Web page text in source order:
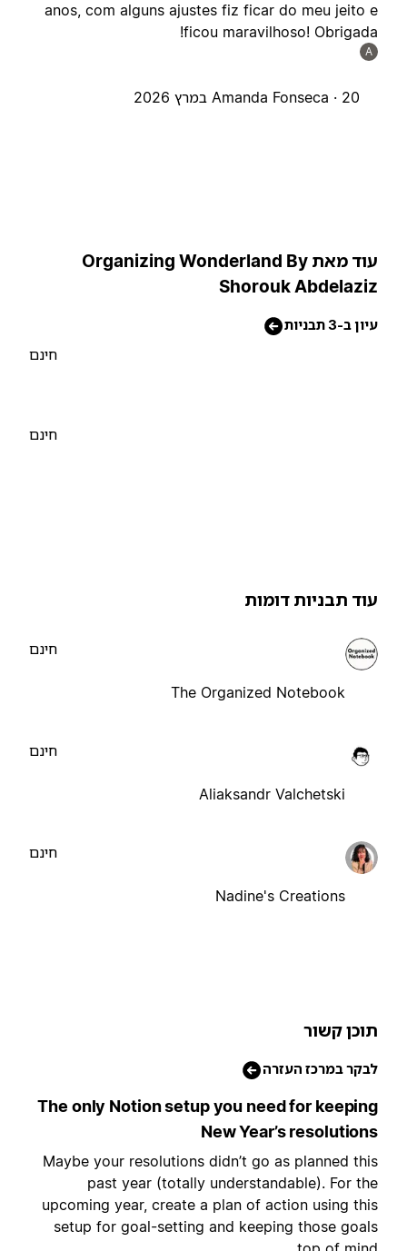
anos, com alguns ajustes fiz ficar do meu jeito
ficou maravilhoso!
Amanda Fonseca ·
עוד מאת Organizing Wonderland By
Shorouk
ב-3 תבניות
תבניות דומות
The Organized Notebook
Aliaksandr Valchetski
Nadine's Creations
קשור
במרכז העזרה
The only Notion setup you need for
New Year’s
Maybe your resolutions didn’t go as planned
past year (totally understandable). For
upcoming year, create a plan of action using
setup for goal-setting and keeping those